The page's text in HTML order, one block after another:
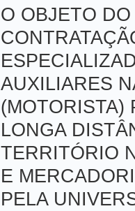
O OBJETO
AUXILIARES
(MOTORISTA)
LONGA
TERRITÓRIO
E
PELA